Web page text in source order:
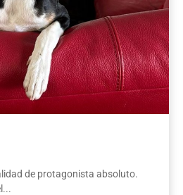
de protagonista absoluto.